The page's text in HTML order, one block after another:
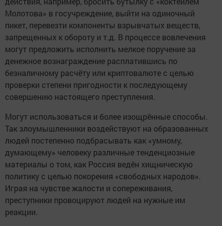
Молотова» в госучреждение, выйти на одиночный
пикет, перевезти компоненты взрывчатых веществ,
запрещенных к обороту и т.д. В процессе вовлечения
могут предложить исполнить мелкое поручение за
денежное вознаграждение расплатившись по
безналичному расчёту или криптовалюте с целью
проверки степени пригодности к последующему
совершению настоящего преступления.
Могут использоваться и более изощрённые способы.
Так злоумышленники воздействуют на образованных
людей постепенно подбрасывать как «умному,
думающему» человеку различные тенденциозные
материалы о том, как Россия ведён хищническую
политику с целью покорения «свободных народов».
Играя на чувстве жалости и сопереживания,
преступники провоцируют людей на нужные им
реакции.